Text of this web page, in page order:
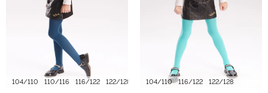
104/110 110/116 116/122 122/128 128/134 140/146 152/158
104/110 116/122 122/128